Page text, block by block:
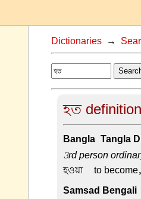
Dictionaries→
হত
Bangla-Tangla
3rd person
হওয়া – to
Samsad